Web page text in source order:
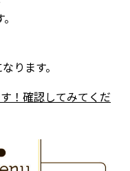
ります。
！確認してみてくだ